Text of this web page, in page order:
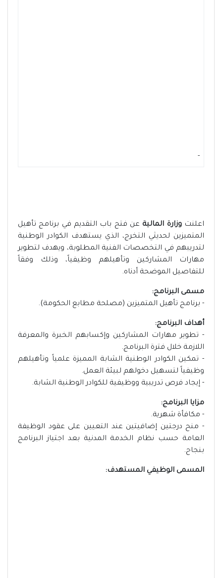
-
اعلنتوزارة المالية عن فتح باب التقديم في برنامج تأهيل
المتميزين لحديثي التخرج، الذي يستهدف الكوادر الوطنية
لتدريبهم في التخصصات الفنية المطلوبة، ويهدف لتطوير
مهارات المشاركين وتأهيلهم وظيفياً، وذلك وفقاً
للتفاصيل الموضحة أدناه.
مسمى البرنامج:
- برنامج تأهيل المتميزين (مصلحة مطابع الحكومة).
أهداف البرنامج:
- تطوير مهارات المشاركين وإكسابهم الخبرة والمعرفة
اللازمة خلال فترة البرنامج.
- تمكين الكوادر الوطنية الشابة المميزة علمياً وتأهيلهم
وظيفياً لتسهيل دخولهم لبيئة العمل.
- إيجاد فرص تدريبية ووظيفية للكوادر الوطنية الشابة.
مزايا البرنامج:
- مكافأة شهرية.
- منح درجتين إضافيتين عند التعيين على عقود الوظيفة
العامة حسب نظام الخدمة المدنية بعد اجتياز البرنامج
بنجاح.
المسمى الوظيفي المستهدف: